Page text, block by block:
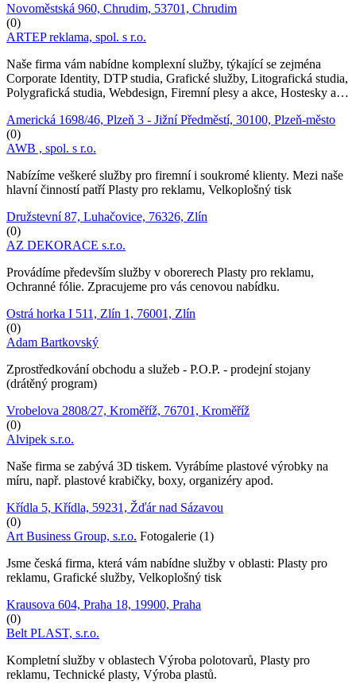
Novoměstská 960, Chrudim, 53701, Chrudim
(0)
ARTEP reklama, spol. s r.o.
Naše firma vám nabídne komplexní služby, týkající se zejména
Corporate Identity, DTP studia, Grafické služby, Litografická studia,
Polygrafická studia, Webdesign, Firemní plesy a akce, Hostesky a…
Americká 1698/46, Plzeň 3 - Jižní Předměstí, 30100, Plzeň-město
(0)
AWB , spol. s r.o.
Nabízíme veškeré služby pro firemní i soukromé klienty. Mezi naše
hlavní činností patří Plasty pro reklamu, Velkoplošný tisk
Družstevní 87, Luhačovice, 76326, Zlín
(0)
AZ DEKORACE s.r.o.
Provádíme především služby v oborerech Plasty pro reklamu,
Ochranné fólie. Zpracujeme pro vás cenovou nabídku.
Ostrá horka I 511, Zlín 1, 76001, Zlín
(0)
Adam Bartkovský
Zprostředkování obchodu a služeb - P.O.P. - prodejní stojany
(drátěný program)
Vrobelova 2808/27, Kroměříž, 76701, Kroměříž
(0)
Alvipek s.r.o.
Naše firma se zabývá 3D tiskem. Vyrábíme plastové výrobky na
míru, např. plastové krabičky, boxy, organizéry apod.
Křídla 5, Křídla, 59231, Žďár nad Sázavou
(0)
Art Business Group, s.r.o. Fotogalerie (1)
Jsme česká firma, která vám nabídne služby v oblasti: Plasty pro
reklamu, Grafické služby, Velkoplošný tisk
Krausova 604, Praha 18, 19900, Praha
(0)
Belt PLAST, s.r.o.
Kompletní služby v oblastech Výroba polotovarů, Plasty pro
reklamu, Technické plasty, Výroba plastů.